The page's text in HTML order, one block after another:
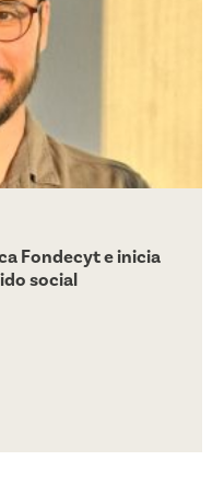
Fondecyt e inicia
social